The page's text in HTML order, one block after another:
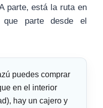
parte, está la ruta en
parte desde el
puedes comprar
en el interior
hay un cajero y